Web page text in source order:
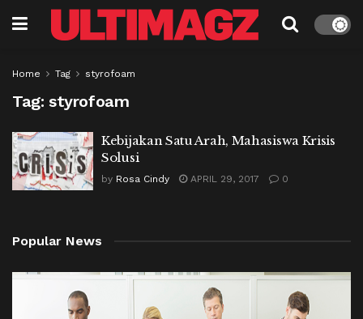
Home Tag styrofoam
Tag: styrofoam
Kebijakan Satu Arah, Mahasiswa Krisis
Solusi
by Rosa Cindy APRIL 29, 2017 0
Popular News